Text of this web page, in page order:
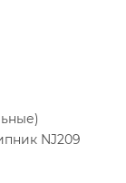
NJ209